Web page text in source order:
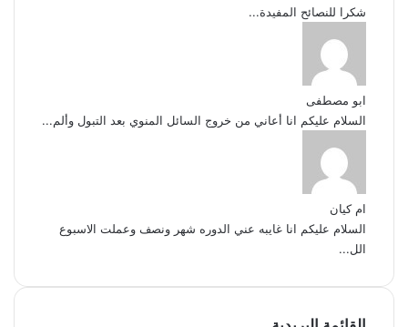
شكرا للنصائح المفيدة...
ابو مصطفى
السلام عليكم انا أعاني من خروج السائل المنوي بعد التبول وألم...
ام كيان
السلام عليكم انا غايبه عني الدوره شهر ونصف وعملت الاسبوع
الل...